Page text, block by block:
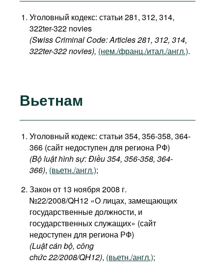
Уголовный кодекс: статьи 281, 312, 314,
322ter-322 novies
(Swiss Criminal Code: Articles 281, 312, 314,
322ter-322 novies), (нем./франц./итал./англ.).
Вьетнам
Уголовный кодекс: статьи 354, 356-358, 364-
366 (сайт недоступен для региона РФ)
(Bộ luật hình sự: Điều 354, 356-358, 364-
366), (вьетн./англ.);
Закон от 13 ноября 2008 г.
№22/2008/QH12 «О лицах, замещающих
государственные должности, и
государственных служащих» (сайт
недоступен для региона РФ)
(Luật cán bộ, công
chức 22/2008/QH12), (вьетн./англ.);